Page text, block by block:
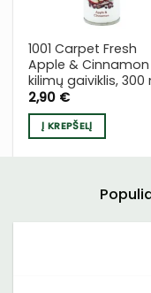
1001 Carpet Fresh
Apple & Cinnamon
kilimų gaiviklis, 300
2,90 €
Į KREPŠELĮ